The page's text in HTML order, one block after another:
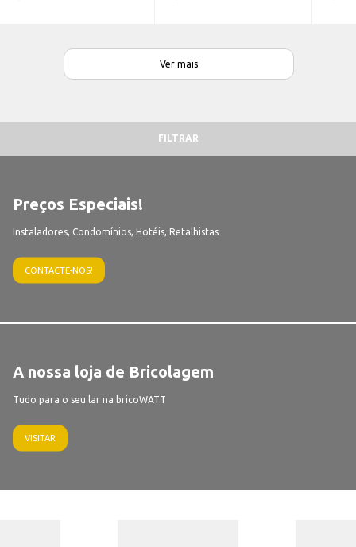
Ver mais
FILTRAR
Preços Especiais!
Instaladores, Condomínios, Hotéis, Retalhistas
CONTACTE-NOS!
A nossa loja de Bricolagem
Tudo para o seu lar na bricoWATT
VISITAR